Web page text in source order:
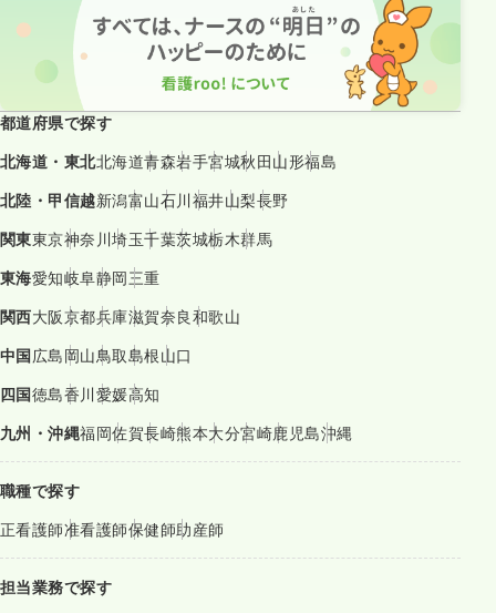
都道府県で探す
北海道・東北北海道青森岩手宮城秋田山形福島
北陸・甲信越新潟富山石川福井山梨長野
関東東京神奈川埼玉千葉茨城栃木群馬
東海愛知岐阜静岡三重
関西大阪京都兵庫滋賀奈良和歌山
中国広島岡山鳥取島根山口
四国徳島香川愛媛高知
九州・沖縄福岡佐賀長崎熊本大分宮崎鹿児島沖縄
職種で探す
正看護師准看護師保健師助産師
担当業務で探す